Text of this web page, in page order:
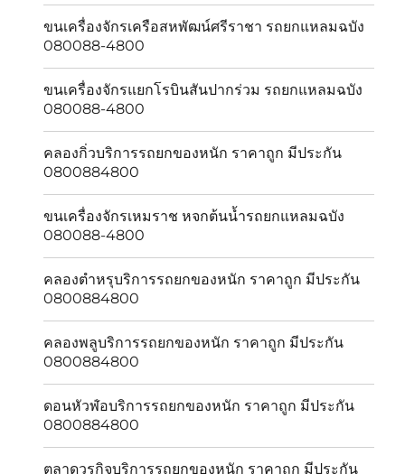
ขนเครื่องจักรเครือสหพัฒน์ศรีราชา รถยกแหลมฉบัง
080088-4800
ขนเครื่องจักรแยกโรบินสันปากร่วม รถยกแหลมฉบัง
080088-4800
คลองกิ่วบริการรถยกของหนัก ราคาถูก มีประกัน
0800884800
ขนเครื่องจักรเหมราช หจกต้นน้ำรถยกแหลมฉบัง
080088-4800
คลองตำหรุบริการรถยกของหนัก ราคาถูก มีประกัน
0800884800
คลองพลูบริการรถยกของหนัก ราคาถูก มีประกัน
0800884800
ดอนหัวฬ่อบริการรถยกของหนัก ราคาถูก มีประกัน
0800884800
ตลาดวรกิจบริการรถยกของหนัก ราคาถูก มีประกัน